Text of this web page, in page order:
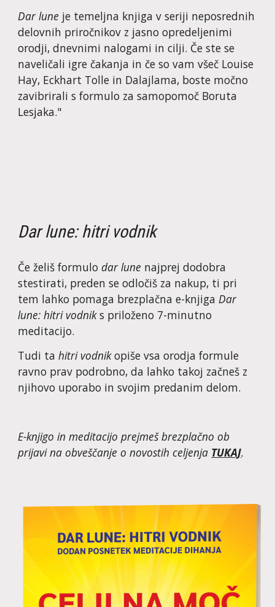
Dar lune je temeljna knjiga v seriji neposrednih
delovnih priročnikov z jasno opredeljenimi
orodji, dnevnimi nalogami in cilji. Če ste se
naveličali igre čakanja in če so vam všeč Louise
Hay, Eckhart Tolle in Dalajlama, boste močno
zavibrirali s formulo za samopomoč Boruta
Lesjaka."
Dar lune: hitri vodnik
Če želiš formulo dar lune najprej dodobra
stestirati, preden se odločiš za nakup, ti pri
tem lahko pomaga brezplačna e-knjiga Dar
lune: hitri vodnik s priloženo 7-minutno
meditacijo.
Tudi ta hitri vodnik opiše vsa orodja formule
ravno prav podrobno, da lahko takoj začneš z
njihovo uporabo in svojim predanim delom.
E-knjigo in meditacijo prejmeš brezplačno ob
prijavi na obveščanje o novostih celjenja TUKAJ.